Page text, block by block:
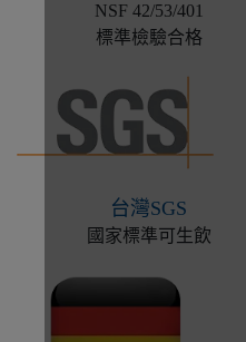
NSF 42/53/401
標準檢驗合格
台灣SGS
國家標準可生飲